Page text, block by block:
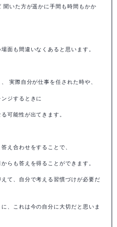
いた方が遥かに手間も時間もかか
面も間違いなくあると思います。
実際自分が仕事を任された時や、
ジするときに
可能性が出てきます。
え合わせをすることで、
らも答えを得ることができます。
て、自分で考える習慣づけが必要だ
、これは今の自分に大切だと思いま